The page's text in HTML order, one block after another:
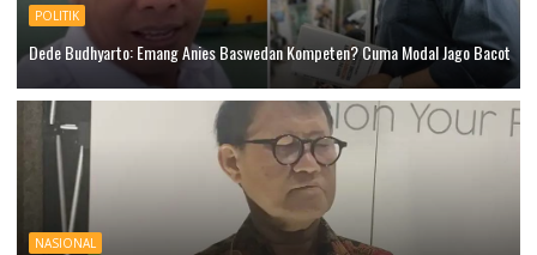
POLITIK
Dede Budhyarto: Emang Anies Baswedan Kompeten? Cuma Modal Jago Bacot
NASIONAL